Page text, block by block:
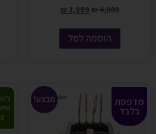
₪4,800
₪3,999
הוספה לסל
מבצע! מדפסת
בלבד
₪